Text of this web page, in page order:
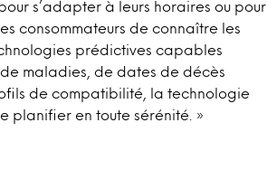
s’adapter à leurs horaires ou pour
consommateurs de connaître les
prédictives capables
de maladies, de dates de décès
de compatibilité, la technologie
planifier en toute sérénité. »